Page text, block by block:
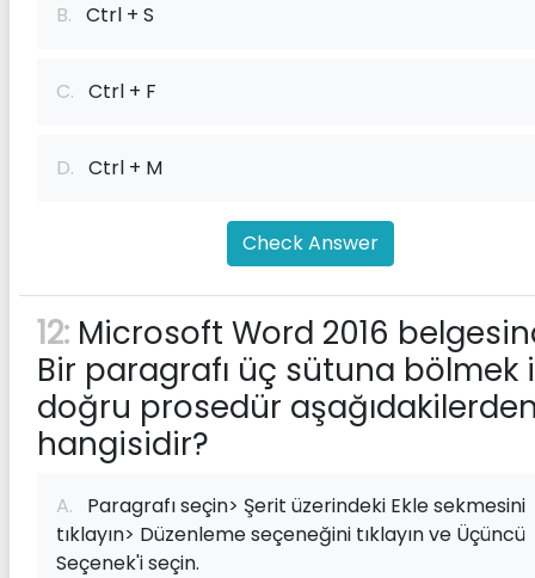
B. Ctrl + S
C. Ctrl + F
D. Ctrl + M
Check Answer
12: Microsoft Word 2016
Bir paragrafı üç sütuna bölmek
doğru prosedür
hangisidir?
A. Paragrafı seçin> Şerit üzerindeki Ekle sekmesini
tıklayın> Düzenleme seçeneğini tıklayın ve Üçüncü
Seçenek'i seçin.